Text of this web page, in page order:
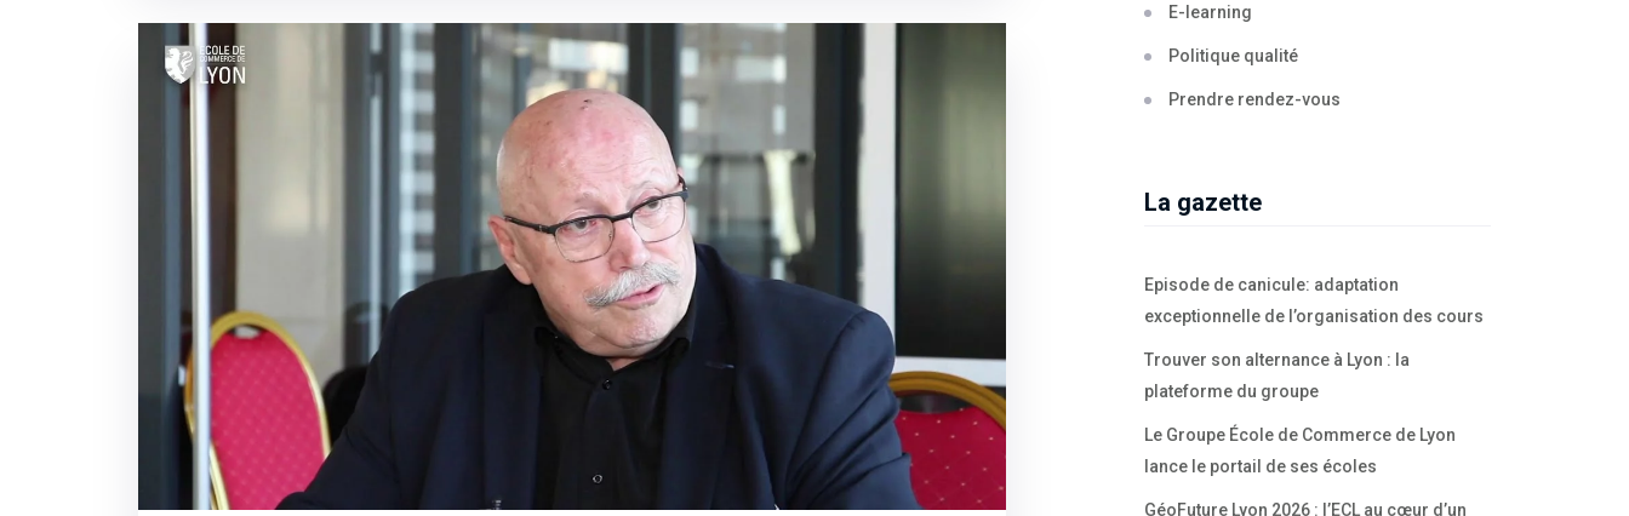
E-learning
Politique qualité
Prendre rendez-vous
La gazette
Episode de canicule: adaptation
exceptionnelle de l’organisation des cours
Trouver son alternance à Lyon : la
plateforme du groupe
Le Groupe École de Commerce de Lyon
lance le portail de ses écoles
GéoFuture Lyon 2026 : l’ECL au cœur d’un